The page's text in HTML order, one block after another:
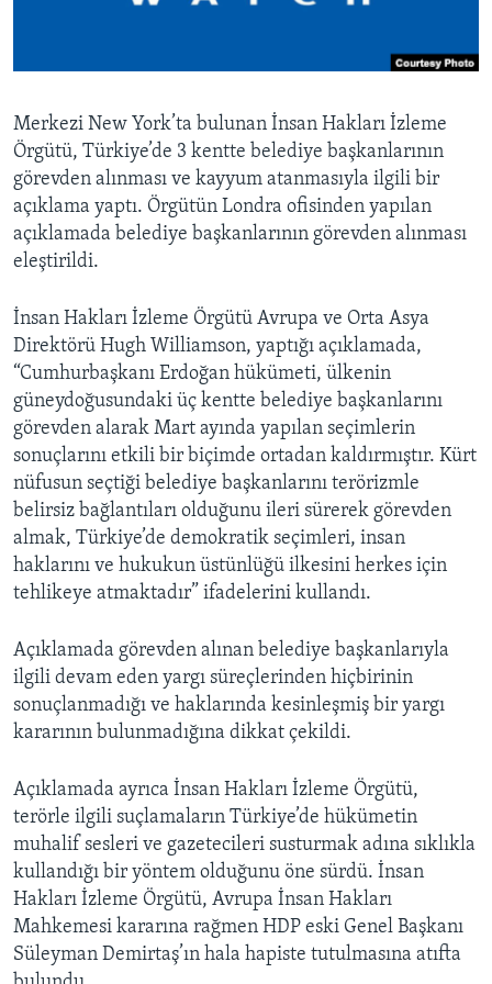
Diller
Merkezi New York’ta bulunan İnsan Hakları İzleme
Örgütü, Türkiye’de 3 kentte belediye başkanlarının
görevden alınması ve kayyum atanmasıyla ilgili bir
açıklama yaptı. Örgütün Londra ofisinden yapılan
açıklamada belediye başkanlarının görevden alınması
eleştirildi.
İnsan Hakları İzleme Örgütü Avrupa ve Orta Asya
Direktörü Hugh Williamson, yaptığı açıklamada,
“Cumhurbaşkanı Erdoğan hükümeti, ülkenin
güneydoğusundaki üç kentte belediye başkanlarını
görevden alarak Mart ayında yapılan seçimlerin
sonuçlarını etkili bir biçimde ortadan kaldırmıştır. Kürt
nüfusun seçtiği belediye başkanlarını terörizmle
belirsiz bağlantıları olduğunu ileri sürerek görevden
almak, Türkiye’de demokratik seçimleri, insan
haklarını ve hukukun üstünlüğü ilkesini herkes için
tehlikeye atmaktadır” ifadelerini kullandı.
Açıklamada görevden alınan belediye başkanlarıyla
ilgili devam eden yargı süreçlerinden hiçbirinin
sonuçlanmadığı ve haklarında kesinleşmiş bir yargı
kararının bulunmadığına dikkat çekildi.
Açıklamada ayrıca İnsan Hakları İzleme Örgütü,
terörle ilgili suçlamaların Türkiye’de hükümetin
muhalif sesleri ve gazetecileri susturmak adına sıklıkla
kullandığı bir yöntem olduğunu öne sürdü. İnsan
Hakları İzleme Örgütü, Avrupa İnsan Hakları
Mahkemesi kararına rağmen HDP eski Genel Başkanı
Süleyman Demirtaş’ın hala hapiste tutulmasına atıfta